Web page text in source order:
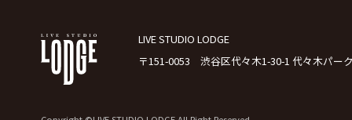
LIVE STUDIO LODGE
〒151-0053 渋谷区代々木1-30-1 代々木パー